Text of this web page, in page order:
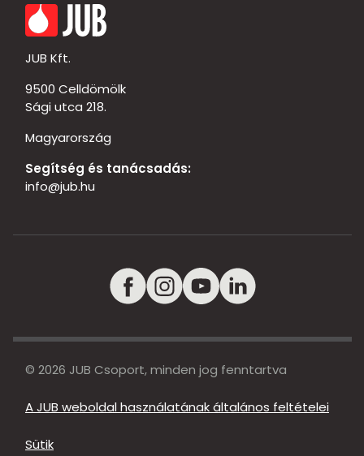
JUB Kft.
9500 Celldömölk
Sági utca 218.
Magyarország
Segítség és tanácsadás:
info@jub.hu
© 2026 JUB Csoport, minden jog fenntartva
A JUB weboldal használatának általános feltételei
Sütik